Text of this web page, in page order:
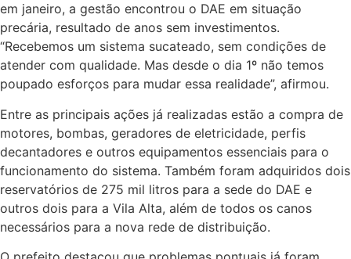
em janeiro, a gestão encontrou o DAE em situação
precária, resultado de anos sem investimentos.
“Recebemos um sistema sucateado, sem condições de
atender com qualidade. Mas desde o dia 1º não temos
poupado esforços para mudar essa realidade”, afirmou.
Entre as principais ações já realizadas estão a compra de
motores, bombas, geradores de eletricidade, perfis
decantadores e outros equipamentos essenciais para o
funcionamento do sistema. Também foram adquiridos dois
reservatórios de 275 mil litros para a sede do DAE e
outros dois para a Vila Alta, além de todos os canos
necessários para a nova rede de distribuição.